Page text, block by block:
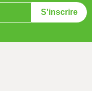
S'inscrire